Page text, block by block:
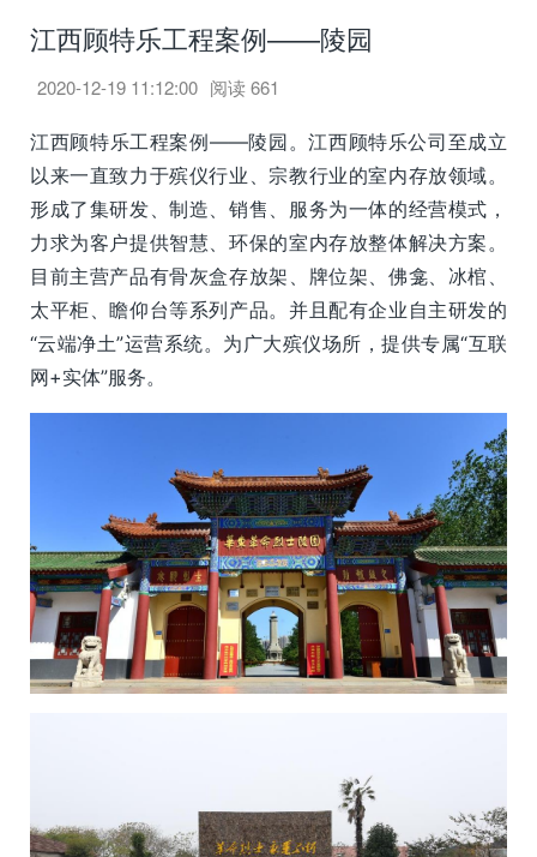
江西顾特乐工程案例——陵园
2020-12-19 11:12:00 阅读661
江西顾特乐工程案例——陵园。江西顾特乐公司至成立
以来一直致力于殡仪行业、宗教行业的室内存放领域。
形成了集研发、制造、销售、服务为一体的经营模式，
力求为客户提供智慧、环保的室内存放整体解决方案。
目前主营产品有骨灰盒存放架、牌位架、佛龛、冰棺、
太平柜、瞻仰台等系列产品。并且配有企业自主研发的
“云端净土”运营系统。为广大殡仪场所，提供专属“互联
网+实体”服务。